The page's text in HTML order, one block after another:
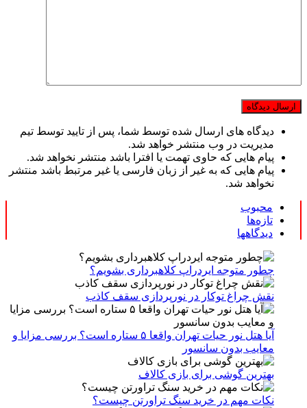
دیدگاه های ارسال شده توسط شما، پس از تایید توسط تیم
مدیریت در وب منتشر خواهد شد.
پیام هایی که حاوی تهمت یا افترا باشد منتشر نخواهد شد.
پیام هایی که به غیر از زبان فارسی یا غیر مرتبط باشد منتشر
نخواهد شد.
محبوب
تازه‌ها
دیدگاهها
چطور متوجه ایردراپ کلاهبرداری بشویم؟
نقش چراغ توکار در نورپردازی سقف کاذب
آیا هتل نور حیات تهران واقعا ۵ ستاره است؟ بررسی مزایا و
معایب بدون سانسور
بهترین گوشی برای بازی کالاف
نکات مهم در خرید سنگ تراورتن چیست؟